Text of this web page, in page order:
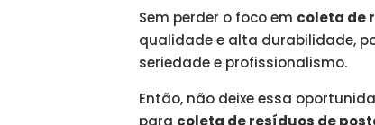
Sem perder o foco em coleta de
qualidade e alta durabilidade,
seriedade e profissionalismo.
Então, não deixe essa